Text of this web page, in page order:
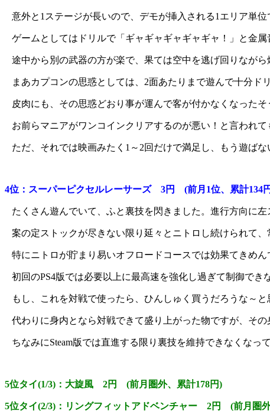
意外と1ステージが長いので、デモが挿入される1エリア単
ゲームとしてはドリルで「ギャギャギャギャギャ！」と金
途中から別の武器の方が楽で、果ては空中を逃げ回りなが
まあカプコンの思惑としては、2面あたりまで遊んで十分
皮肉にも、その思惑どおり事が運んで客が付かなくなった
お前らマニアがワンコインクリアするのが悪い！と言われ
ただ、それでは映画みたく1～2回だけで満足し、もう遊ば
4位：スーパーピクセルレーサーズ 3円 (前月1位、累計134
たくさん遊んでいて、ふと裏技を閃きました。進行方向に
案の定ストックが尽きない限り延々とニトロし続けられて
特にニトロが貯まり易いオフロードコースでは効果てきめ
初回のPS4版では必要以上に最高速を強化し過ぎて制御で
もし、これを対戦で使ったら、ひんしゅく買うだろうな～
代わりに身内となら対戦できて盛り上がった物ですが、そ
ちなみにSteam版では直進する限り裏技を維持できなくな
5位タイ(1/3)：大旋風 2円 (前月圏外、累計178円)
5位タイ(2/3)：リングフィットアドベンチャー 2円 (前月圏